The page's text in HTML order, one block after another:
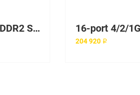
16MB, 144-PIN, DDR2 Sdram Dimm Memory Module
204 920 ₽